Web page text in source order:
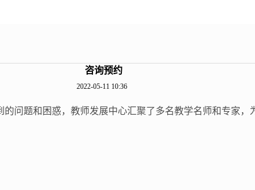
咨询预约
2022-05-11 10:36
问题和困惑，教师发展中心汇聚了多名教学名师和专家